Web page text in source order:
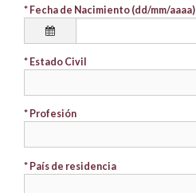
* Fecha de Nacimiento (dd/mm/aaaa)
* Estado Civil
* Profesión
* País de residencia